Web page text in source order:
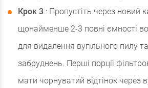
Крок 3 : Пропустіть через новий
щонайменше 2-3 повні ємності
для видалення вугільного пилу
забруднень. Перші порції
мати чорнуватий відтінок через